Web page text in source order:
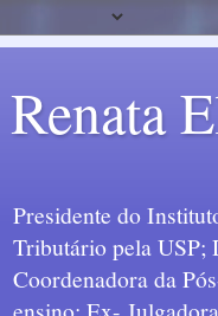
Renata
Presidente do
Tributário pela USP;
Coordenadora da